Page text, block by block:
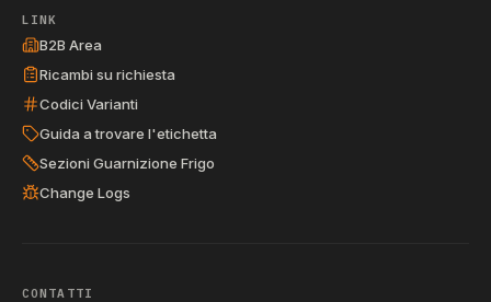
LINK
B2B Area
Ricambi su richiesta
Codici Varianti
Guida a trovare l'etichetta
Sezioni Guarnizione Frigo
Change Logs
CONTATTI